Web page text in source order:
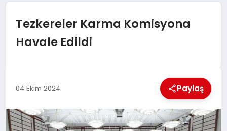
GUNCEL
SPOR & FITNESS
BESLENME
Tezkereler Karma Komisyona
Havale Edildi
04 Ekim 2024 Paylaş